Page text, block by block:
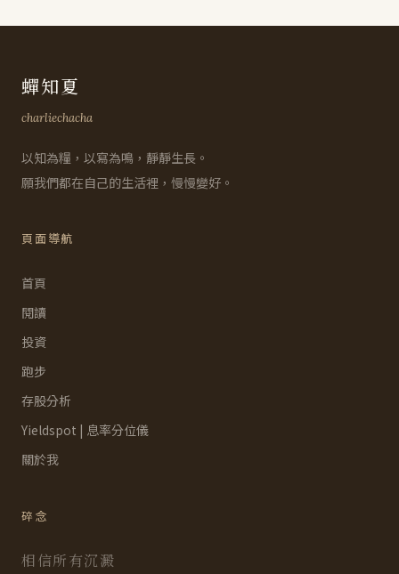
蟬知夏
charliechacha
以知為糧，以寫為鳴，靜靜生長。
願我們都在自己的生活裡，慢慢變好。
頁面導航
首頁
閱讀
投資
跑步
存股分析
Yieldspot | 息率分位儀
關於我
碎念
相信所有沉澱